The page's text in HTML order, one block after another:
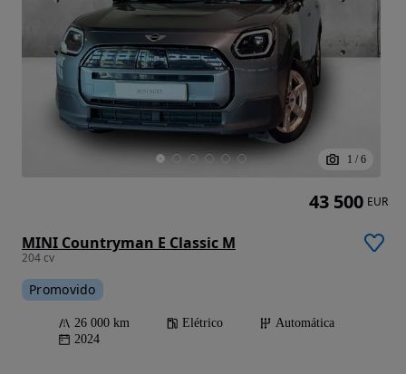
1 / 6
MINI Countryman E Classic M
204 cv
Promovido
26 000 km Elétrico
Automática
2024
43 500 EUR